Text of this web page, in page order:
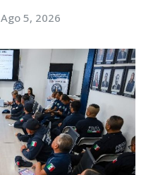
Ago 5, 2026